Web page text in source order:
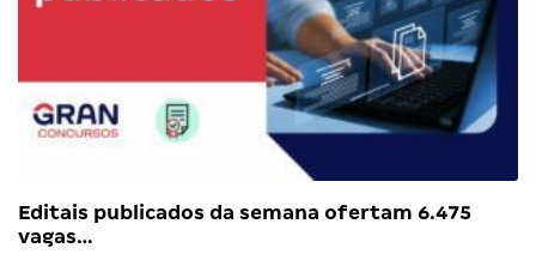
Editais publicados da semana ofertam 6.475
vagas…